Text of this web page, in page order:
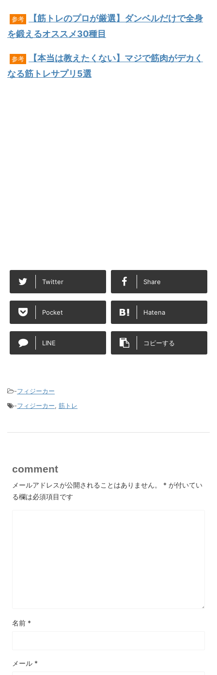
参考
【筋トレのプロが厳選】ダンベルだけで全身
を鍛えるオススメ30種目
参考
【本当は教えたくない】マジで筋肉がデカく
なる筋トレサプリ5選
Twitter Share
Pocket Hatena
LINE コピーする
-フィジーカー
-フィジーカー, 筋トレ
comment
メールアドレスが公開されることはありません。 * が付いてい
る欄は必須項目です
名前 *
メール *